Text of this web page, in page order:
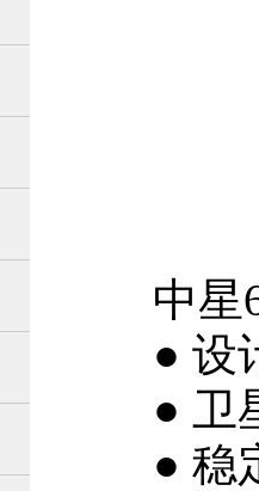
中星
● 设
● 卫
● 稳